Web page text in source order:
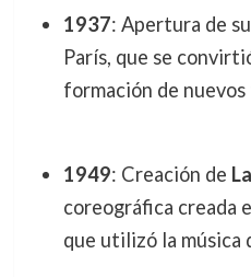
1937: Apertura de
París, que se
formación de
1949: Creación de
coreográfica creada
que utilizó la música